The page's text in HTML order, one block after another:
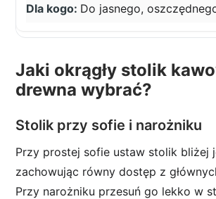
Do jasnego,
Jaki okrągły stolik
drewna wybrać?
Stolik przy sofie i narożniku
Przy prostej sofie ustaw stolik bliżej
zachowując równy dostęp z
Przy narożniku przesuń go lekko w